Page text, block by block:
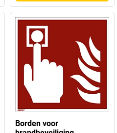
Borden voor